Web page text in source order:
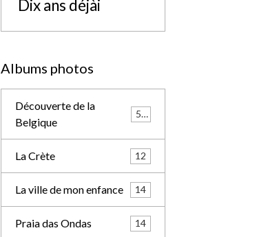
Dix ans déjài
Albums photos
Découverte de la
Belgique
57
La Crète 12
La ville de mon enfance 14
Praia das Ondas 14